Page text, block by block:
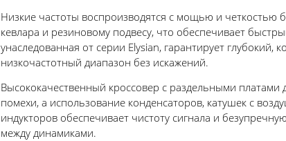
Низкие частоты воспроизводятся с мощью и четкостью
кевлара и резиновому подвесу, что обеспечивает
унаследованная от серии Elysian, гарантирует глубокий,
низкочастотный диапазон без искажений.
Высококачественный кроссовер с раздельными
помехи, а использование конденсаторов, катушек с
индукторов обеспечивает чистоту сигнала и
между динамиками.